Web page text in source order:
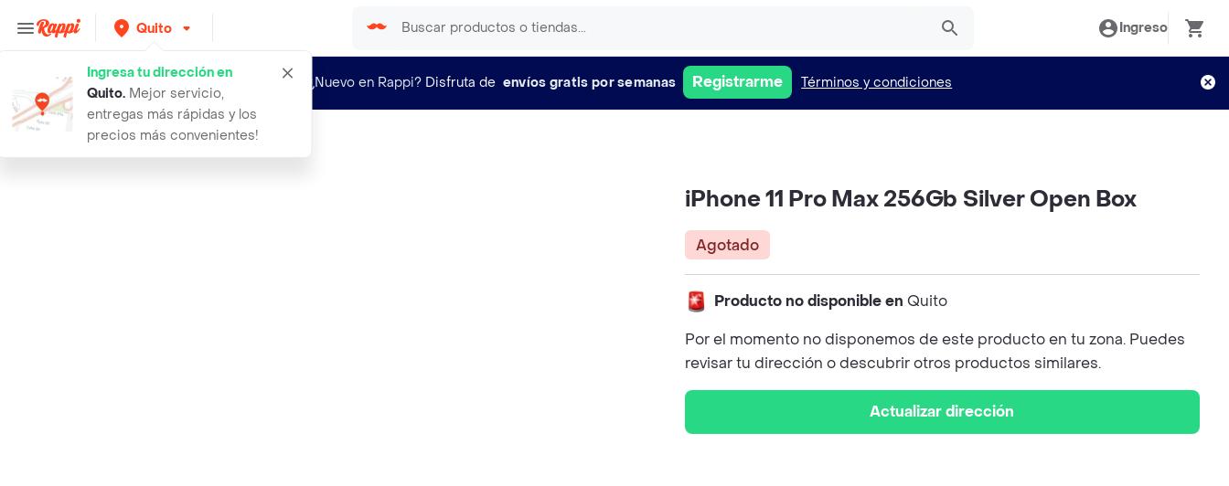
Quito
Ingresa tu dirección en
Quito. Mejor servicio,
entregas más rápidas y los
precios más convenientes!
Ingreso
¿Nuevo en Rappi? Disfruta de envíos gratis por semanas Registrarme Términos y condiciones
iphone 11 pro max 256gb silver open
iPhone 11 Pro Max 256Gb Silver Open Box
Agotado
Producto no disponible en Quito
Por el momento no disponemos de este producto en tu zona. Puedes
revisar tu dirección o descubrir otros productos similares.
Actualizar dirección